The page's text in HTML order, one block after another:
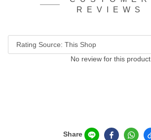
REVIEWS
No review for this product
Share